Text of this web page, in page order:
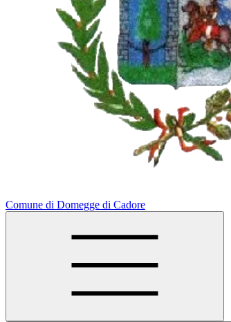
Comune di Domegge di Cadore